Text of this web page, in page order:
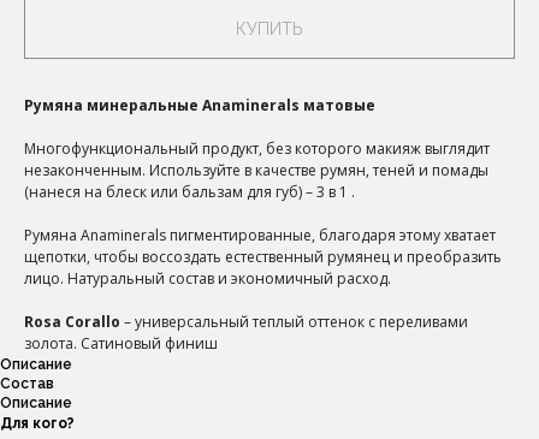
КУПИТЬ
Румяна минеральные Anaminerals матовые
Многофункциональный продукт, без которого макияж выглядит
незаконченным. Используйте в качестве румян, теней и помады
(нанеся на блеск или бальзам для губ) – 3 в 1 .
Румяна Anaminerals пигментированные, благодаря этому хватает
щепотки, чтобы воссоздать естественный румянец и преобразить
лицо. Натуральный состав и экономичный расход.
Rosa Corallo – универсальный теплый оттенок с переливами
золота. Сатиновый финиш
Описание
Состав
Описание
Для кого?